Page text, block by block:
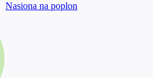
Nasiona na poplon